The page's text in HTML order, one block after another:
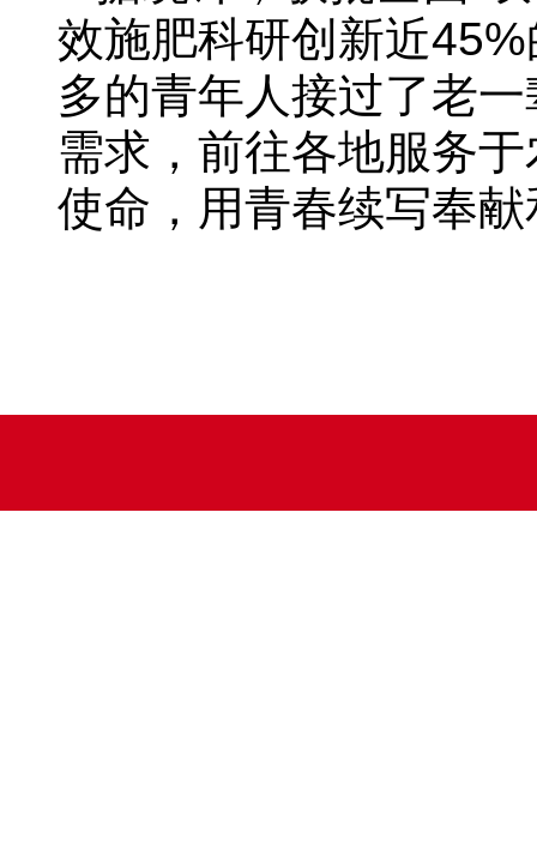
效施肥科研创新近
多的青年人接过了老
需求，前往各地服务
使命，用青春续写奉